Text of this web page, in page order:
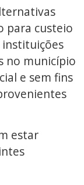
para custeio
no município
e sem fins
estar